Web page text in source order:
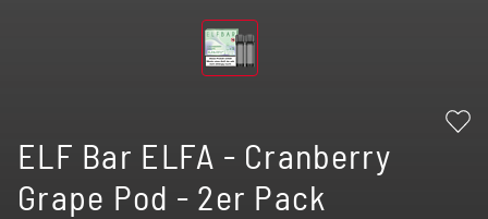
ELF Bar ELFA - Cranberry
Grape Pod - 2er Pack